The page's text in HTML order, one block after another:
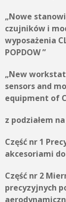
„Nowe
czujników i
wyposażenia
POPDOW ”
„New
sensors and
equipment of
z podziałem
Część nr 1
akcesoriami
Część nr 2
precyzyjnych